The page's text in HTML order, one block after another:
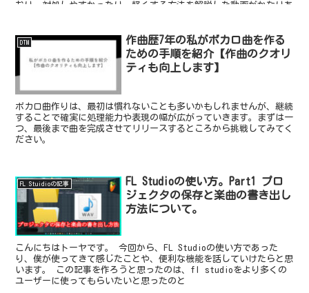
おり、対処しやすかったり、軽くする方法を解説した動画がかなりあ
築いたことや学んだこと話せたらと思います。</span> その中の1つ
動作が重くなったときの対処法を紹介します。
DTM
作曲歴7年の私がボカロ曲を作る
ための手順を紹介【作曲のクオリ
ティも向上します】
ボカロ曲作りは、最初は慣れないことも多いかもしれませんが、継続
することで確実に処理能力や表現の幅が広がっていきます。まずは一
つ、最後まで曲を完成させてリリースするところから挑戦してみてく
ださい。
FL Stuidioの記事
FL Studioの使い方。Part1 プロ
ジェクタの保存と楽曲の書き出し
方法について。
こんにちはトーヤです。 今回から、FL Studioの使い方であった
り、僕が使ってきて感じたことや、便利な機能を話していけたらと思
います。 この記事を作ろうと思ったのは、fl studioをより多くの
ユーザーに使ってもらいたいと思ったのと